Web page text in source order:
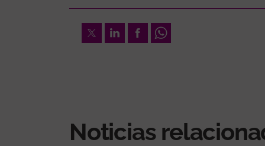
TwitterLinkedInFacebookWhatsapp
Noticias